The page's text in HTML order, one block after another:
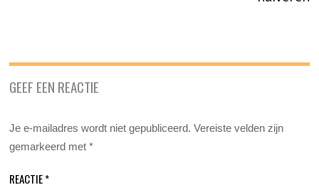
GEEF EEN REACTIE
Je e-mailadres wordt niet gepubliceerd. Vereiste velden zijn
gemarkeerd met*
REACTIE*